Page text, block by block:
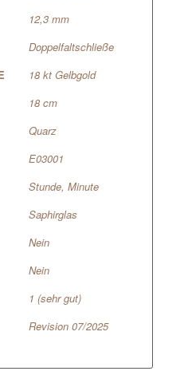
12,3 mm
Doppelfaltschließe
18 kt Gelbgold
18 cm
Quarz
E03001
Stunde, Minute
Saphirglas
Nein
Nein
1 (sehr gut)
Revision 07/2025